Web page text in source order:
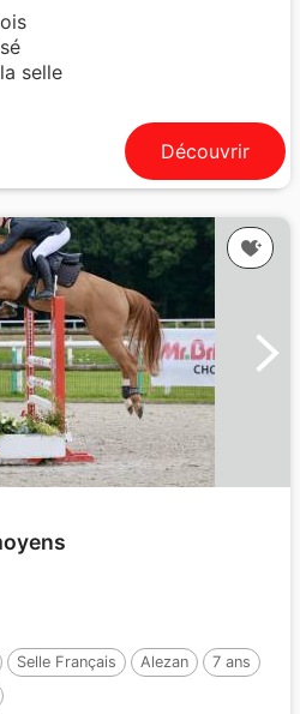
selle
Découvrir
Selle Français Alezan
7 ans